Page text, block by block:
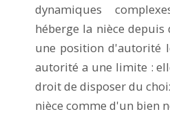
dynamiques
héberge la nièce
une position d'autorité
autorité a une limite :
droit de disposer du
nièce comme d'un bien